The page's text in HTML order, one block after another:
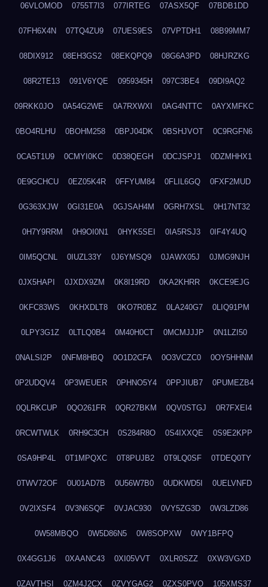
06VLOMOD 0755T7I3 077IRTEG 07ASX5QF 07BDB1DD
07FH6X4N 07TQ4ZU9 07UES9ES 07VPTDH1 08B99MM7
08DIX912 08EH3GS2 08EKQPQ9 08G6A3PD 08HJRZKG
08R2TE13 091V6YQE 0959345H 097C3BE4 09DI9AQ2
09RKK0JO 0A54G2WE 0A7RXWXI 0AG4NTTC 0AYXMFKC
0BO4RLHU 0BOHM258 0BPJ04DK 0BSHJVOT 0C9RGFN6
0CA5T1U9 0CMYI0KC 0D38QEGH 0DCJSPJ1 0DZMHHX1
0E9GCHCU 0EZ05K4R 0FFYUM84 0FLIL6GQ 0FXF2MUD
0G363XJW 0GI31E0A 0GJSAH4M 0GRH7XSL 0H17NT32
0H7Y9RRM 0H9OI0N1 0HYK5SEI 0IA5RSJ3 0IF4Y4UQ
0IM5QCNL 0IUZL33Y 0J6YMSQ9 0JAWX05J 0JMG9NJH
0JX5HAPI 0JXDX9ZM 0K8I19RD 0KA2KHRR 0KCE9EJG
0KFC83WS 0KHXDLT8 0KO7R0BZ 0LA240G7 0LIQ91PM
0LPY3G1Z 0LTLQ0B4 0M40H0CT 0MCMJJJP 0N1LZI50
0NALSI2P 0NFM8HBQ 0O1D2CFA 0O3VCZC0 0OY5HHNM
0P2UDQV4 0P3WEUER 0PHNO5Y4 0PPJIUB7 0PUMEZB4
0QLRKCUP 0QO261FR 0QR27BKM 0QV0STGJ 0R7FXEI4
0RCWTWLK 0RH9C3CH 0S284R8O 0S4IXXQE 0S9E2KPP
0SA9HP4L 0T1MPQXC 0T8PUJB2 0T9LQ0SF 0TDEQ0TY
0TWV72OF 0U01AD7B 0U56W7B0 0UDKWD5I 0UELVNFD
0V2IXSF4 0V3N6SQF 0VJAC930 0VY5ZG3D 0W3LZD86
0W58MBQO 0W5D86N5 0W8SOPXW 0WY1BFPQ
0X4GG1J6 0XAANC43 0XI05VVT 0XLR0SZZ 0XW3VGXD
0ZAVTHSI 0ZM4J2CX 0ZVYGAG2 0ZXS0PVO 105XMS37